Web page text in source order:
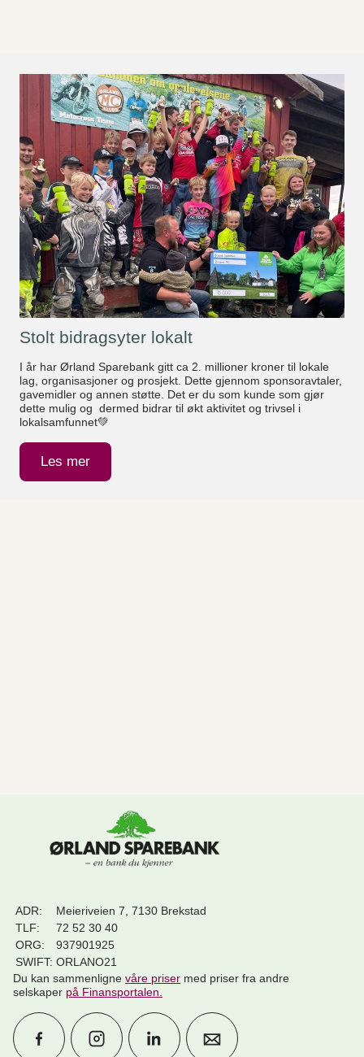
Stolt bidragsyter lokalt
I år har Ørland Sparebank gitt ca 2. millioner kroner til lokale
lag, organisasjoner og prosjekt. Dette gjennom sponsoravtaler,
gavemidler og annen støtte. Det er du som kunde som gjør
dette mulig og dermed bidrar til økt aktivitet og trivsel i
lokalsamfunnet💚
Les mer
ADR:
Meieriveien 7, 7130 Brekstad
TLF:
72 52 30 40
ORG:
937901925
SWIFT: ORLANO21
Du kan sammenligne våre priser med priser fra andre
selskaper på Finansportalen.